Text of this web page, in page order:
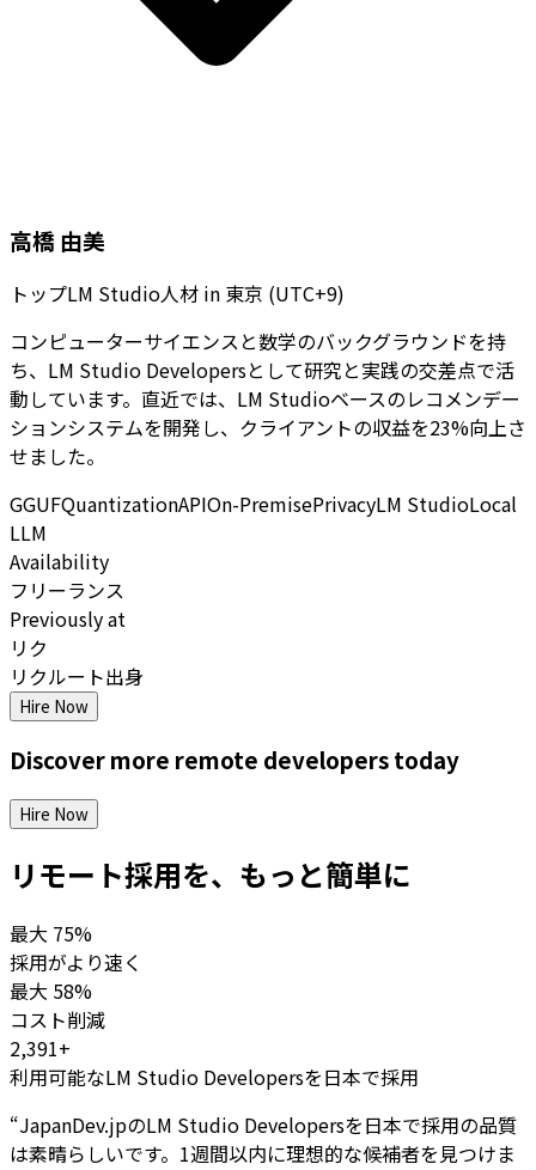
高橋 由美
トップLM Studio人材 in 東京 (UTC+9)
コンピューターサイエンスと数学のバックグラウンドを持
ち、LM Studio Developersとして研究と実践の交差点で活
動しています。直近では、LM Studioベースのレコメンデー
ションシステムを開発し、クライアントの収益を23%向上さ
せました。
GGUFQuantizationAPIOn-PremisePrivacyLM StudioLocal
LLM
Availability
フリーランス
Previously at
リク
リクルート出身
Hire Now
Discover more remote developerstoday
Hire Now
リモート採用を、もっと簡単に
最大 75%
採用がより速く
最大 58%
コスト削減
2,391+
利用可能なLM Studio Developersを日本で採用
“JapanDev.jpのLM Studio Developersを日本で採用の品質
は素晴らしいです。1週間以内に理想的な候補者を見つけま